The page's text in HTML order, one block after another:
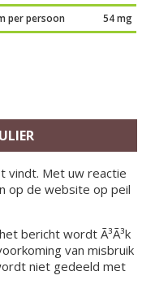
per persoon
54 mg
vindt. Met uw reactie
op de website op peil
bericht wordt Ã³Ã³k
van misbruik
niet gedeeld met